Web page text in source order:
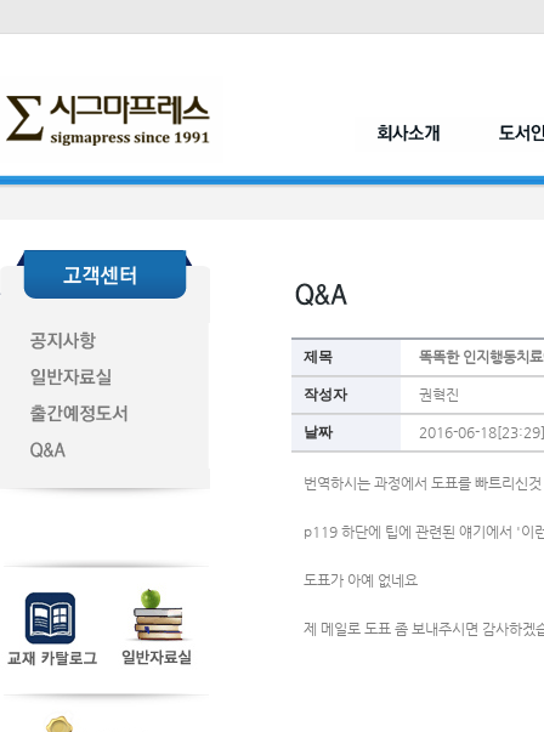
제목 똑똑한 인지행동치
작성자 권혁진
날짜 2016-06-18[23:29]
번역하시는 과정에서 도표를 빠트리신
p119 하단에 팁에 관련된 얘기에서 '이
도표가 아예 없네요
제 메일로 도표 좀 보내주시면 감사하겠